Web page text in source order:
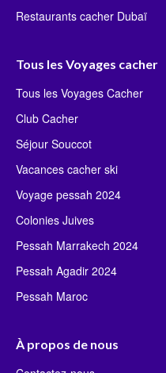
Restaurants cacher Dubaï
Tous les Voyages cacher
Tous les Voyages Cacher
Club Cacher
Séjour Souccot
Vacances cacher ski
Voyage pessah 2024
Colonies Juives
Pessah Marrakech 2024
Pessah Agadir 2024
Pessah Maroc
À propos de nous